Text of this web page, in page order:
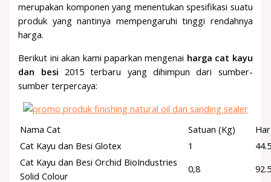
merupakan komponen yang menentukan spesifikasi suatu
produk yang nantinya mempengaruhi tinggi rendahnya
harga.
Berikut ini akan kami paparkan mengenai harga cat kayu
dan besi 2015 terbaru yang dihimpun dari sumber-
sumber terpercaya:
Nama Cat Satuan (Kg)
Cat Kayu dan Besi Glotex
1
Cat Kayu dan Besi Orchid BioIndustries
Solid Colour
0,8